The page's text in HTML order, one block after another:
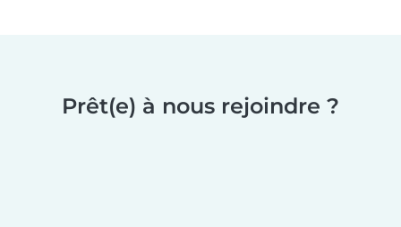
Prêt(e) à nous rejoindre ?